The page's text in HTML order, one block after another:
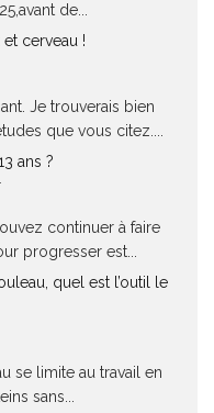
de...
et cerveau !
Je trouverais bien
que vous citez....
ans ?
continuer à faire
progresser est...
quel est l’outil le
se limite au travail en
sans...